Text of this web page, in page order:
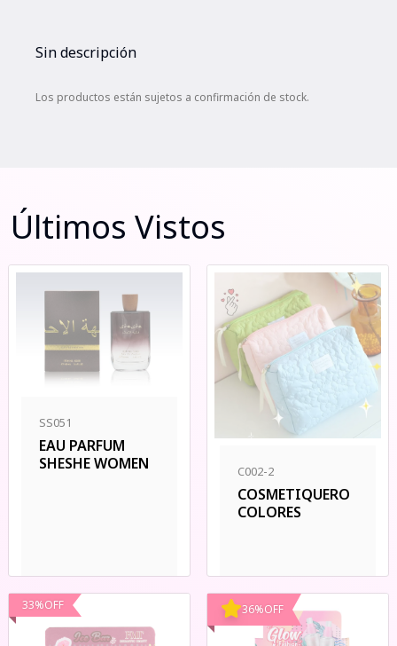
Sin descripción
Los productos están sujetos a confirmación de stock.
Últimos Vistos
SS051
EAU PARFUM
SHESHE WOMEN
C002-2
COSMETIQUERO
COLORES
33%OFF 36%OFF